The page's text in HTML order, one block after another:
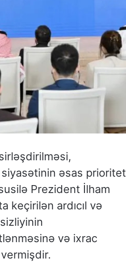
əsas prioritet
Prezident İlham
keçirilən ardıcıl və
və ixrac